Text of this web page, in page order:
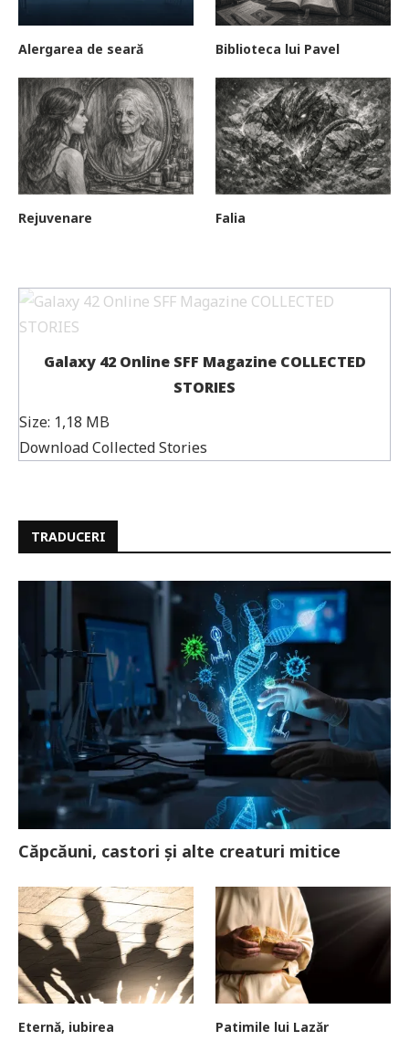
Alergarea de seară Biblioteca lui Pavel
Rejuvenare Falia
Galaxy 42 Online SFF Magazine COLLECTED
STORIES
Size: 1,18 MB
Download Collected Stories
TRADUCERI
Căpcăuni, castori și alte creaturi mitice
Eternă, iubirea Patimile lui Lazăr